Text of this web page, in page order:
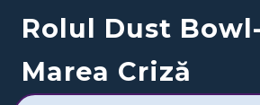
Rolul Dust
Marea Criză